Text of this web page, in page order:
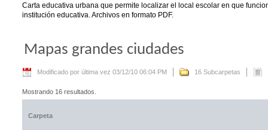
Carta educativa urbana que permite localizar el local escolar en que
institución educativa. Archivos en formato PDF.
Mapas grandes ciudades
Modificado por última vez 03/12/10 06:04 PM 16 Subcarpetas
Mostrando 16 resultados.
Carpeta